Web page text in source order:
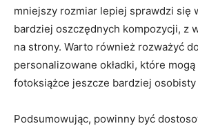
mniejszy‌ rozmiar lepiej sprawdzi się
bardziej ‍oszczędnych kompozycji, ‌z
na strony. Warto również rozważyć⁤
personalizowane okładki, ‍które
fotoksiążce jeszcze bardziej osobisty
Podsumowując,⁤ ​powinny być